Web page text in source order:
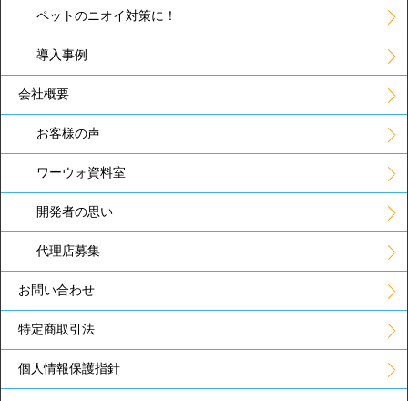
ペットのニオイ対策に！
導入事例
会社概要
お客様の声
ワーウォ資料室
開発者の思い
代理店募集
お問い合わせ
特定商取引法
個人情報保護指針